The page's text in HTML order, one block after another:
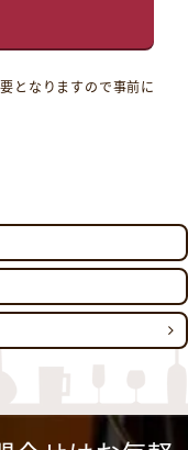
となりますので事前に